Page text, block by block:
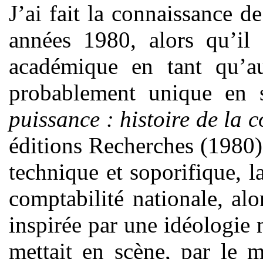
J’ai fait la connaissance
années 1980, alors
académique en tant
probablement unique en
puissance : histoire de la
éditions Recherches
technique et soporifique,
comptabilité nationale,
inspirée par une
mettait en scène, par le